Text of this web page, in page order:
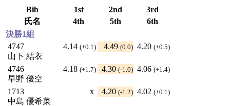
Bib 1st 2nd
3rd
氏名
4th 5th
6th
決勝1組
4747
山下 結衣
4.14 (+0.1) 4.49 (0.0) 4.20 (+0.5)
4746
早野 優空
4.18 (+1.7) 4.30 (-1.0) 4.06 (+1.4)
1713
中島 優希菜
x 4.20 (-1.2) 4.02 (+0.1)